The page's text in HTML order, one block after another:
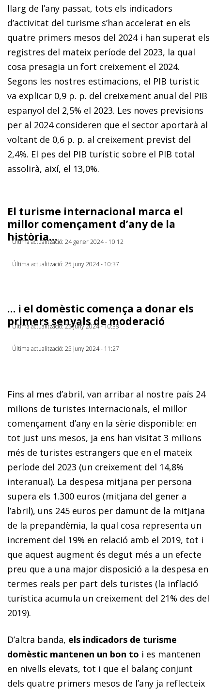
llarg de l’any passat, tots els indicadors
d’activitat del turisme s’han accelerat en els
quatre primers mesos del 2024 i han superat els
registres del mateix període del 2023, la qual
cosa presagia un fort creixement el 2024.
Segons les nostres estimacions, el PIB turístic
va explicar 0,9 p. p. del creixement anual del PIB
espanyol del 2,5% el 2023. Les noves previsions
per al 2024 consideren que el sector aportarà al
voltant de 0,6 p. p. al creixement previst del
2,4%. El pes del PIB turístic sobre el PIB total
assolirà, així, el 13,0%.
El turisme internacional marca el
millor començament d’any de la
història…
Última actualització: 24 gener 2024 - 10:12
Última actualització: 25 juny 2024 - 10:37
… i el domèstic comença a donar els
primers senyals de moderació
Última actualització: 25 juny 2024 - 10:38
Última actualització: 25 juny 2024 - 11:27
Fins al mes d’abril, van arribar al nostre país 24
milions de turistes internacionals, el millor
començament d’any en la sèrie disponible: en
tot just uns mesos, ja ens han visitat 3 milions
més de turistes estrangers que en el mateix
període del 2023 (un creixement del 14,8%
interanual). La despesa mitjana per persona
supera els 1.300 euros (mitjana del gener a
l’abril), uns 245 euros per damunt de la mitjana
de la prepandèmia, la qual cosa representa un
increment del 19% en relació amb el 2019, tot i
que aquest augment és degut més a un efecte
preu que a una major disposició a la despesa en
termes reals per part dels turistes (la inflació
turística acumula un creixement del 21% des del
2019).
D’altra banda, els indicadors de turisme
domèstic mantenen un bon to i es mantenen
en nivells elevats, tot i que el balanç conjunt
dels quatre primers mesos de l’any ja reflecteix